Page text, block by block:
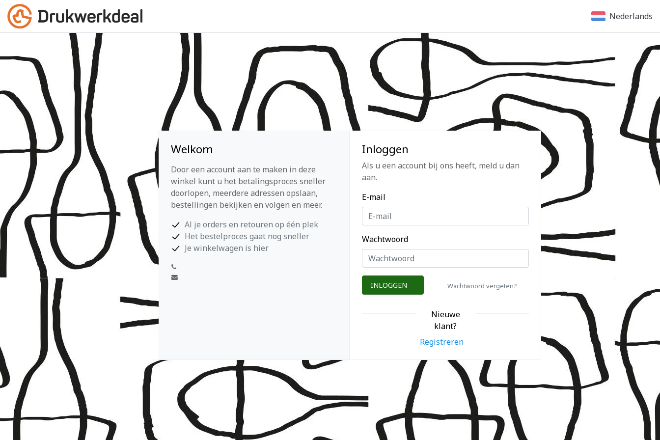
Nederlands
Welkom
Door een account aan te maken in deze
winkel kunt u het betalingsproces sneller
doorlopen, meerdere adressen opslaan,
bestellingen bekijken en volgen en meer.
Al je orders en retouren op één plek
Het bestelproces gaat nog sneller
Je winkelwagen is hier
Inloggen
Als u een account bij ons heeft, meld u dan
aan.
E-mail
Wachtwoord
INLOGGEN Wachtwoord vergeten?
Nieuwe
klant?
Registreren